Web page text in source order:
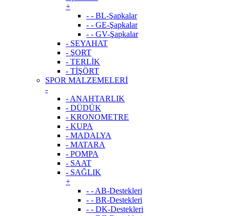
+
- - BL-Şapkalar
- - GE-Şapkalar
- - GV-Şapkalar
- SEYAHAT
- ŞORT
- TERLİK
- TİŞÖRT
SPOR MALZEMELERİ
-
- ANAHTARLIK
- DÜDÜK
- KRONOMETRE
- KUPA
- MADALYA
- MATARA
- POMPA
- SAAT
- SAĞLIK
+
- - AB-Destekleri
- - BR-Destekleri
- - DK-Destekleri